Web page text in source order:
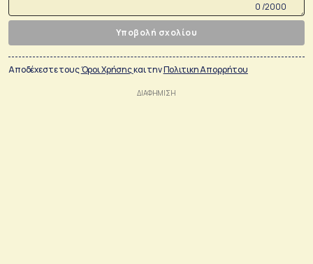
0 /2000
Υποβολή σχολίου
Αποδέχεστε τουςΌροι Χρήσηςκαι τηνΠολιτικη Απορρήτου